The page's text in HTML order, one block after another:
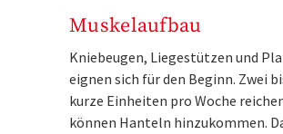
Muskelaufbau
Kniebeugen, Liegestützen und
eignen sich für den Beginn. Zwei
kurze Einheiten pro Woche
können Hanteln hinzukommen.